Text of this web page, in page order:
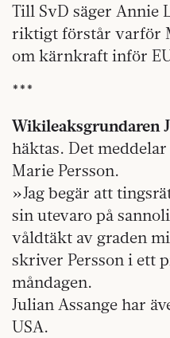
Till SvD säger Annie
riktigt förstår varför
om kärnkraft inför
***
Wikileaksgrundaren
häktas. Det
Marie Persson.
»Jag begär att
sin utevaro på
våldtäkt av graden
skriver Persson i ett
måndagen.
Julian Assange har
USA.